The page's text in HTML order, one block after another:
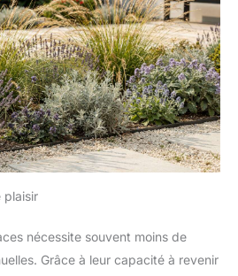
plaisir
nécessite souvent moins de
Grâce à leur capacité à revenir